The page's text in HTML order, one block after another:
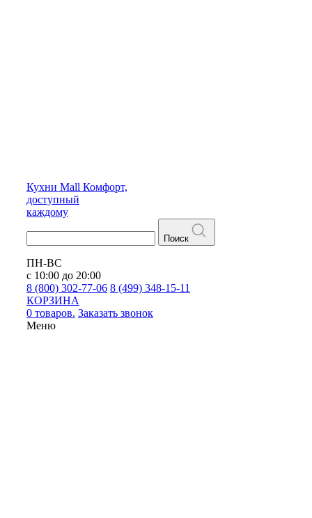
Кухни Mall Комфорт,
доступный
каждому
Поиск
ПН-ВС
с 10:00 до 20:00
8 (800) 302-77-06 8 (499) 348-15-11
КОРЗИНА
0 товаров. Заказать звонок
Меню